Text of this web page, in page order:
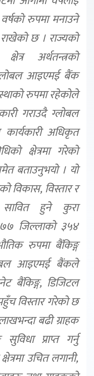
रुपमा मनाउने
राखेको छ । राज्यको
अर्थतन्त्रको
आइएमई बैंक
रुपमा रहेकोले
गराउदै ग्लोबल
अधिकृत
क्षेत्रमा गरेको
बताउनुभयो । यो
विकास, विस्तार र
सावित हुने कुरा
जिल्लाको ३५४
रुपमा बैंकिङ्ग
आइएमई बैंकले
बैंकिङ्ग, डिजिटल
विस्तार गरेको छ
बढी ग्राहक
प्राप्त गर्नु
उचित लगानी,